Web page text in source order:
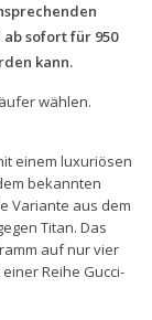
ab sofort für 950
kann.
wählen.
einem luxuriösen
bekannten
Variante aus dem
Titan. Das
auf nur vier
Reihe Gucci-